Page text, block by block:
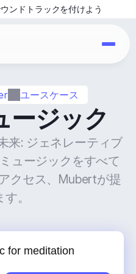
ユースケース
ージック
来: ジェネレーティブ
ュージックをすべて
クセス、Mubertが提
。
ンドトラックを付けよう